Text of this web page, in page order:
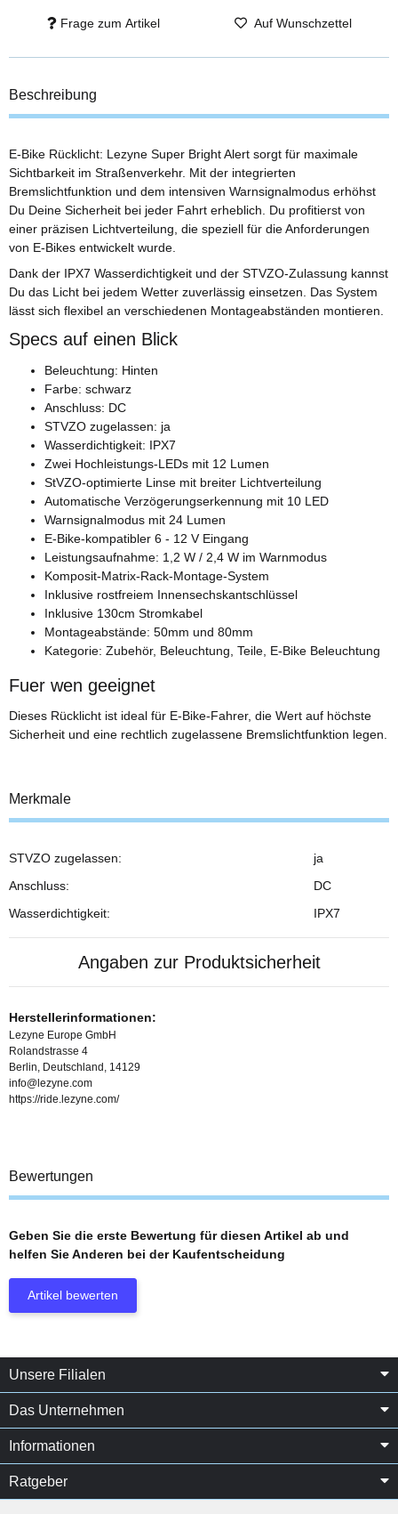
Frage zum Artikel Auf Wunschzettel
Beschreibung
E-Bike Rücklicht: Lezyne Super Bright Alert sorgt für maximale
Sichtbarkeit im Straßenverkehr. Mit der integrierten
Bremslichtfunktion und dem intensiven Warnsignalmodus erhöhst
Du Deine Sicherheit bei jeder Fahrt erheblich. Du profitierst von
einer präzisen Lichtverteilung, die speziell für die Anforderungen
von E-Bikes entwickelt wurde.
Dank der IPX7 Wasserdichtigkeit und der STVZO-Zulassung kannst
Du das Licht bei jedem Wetter zuverlässig einsetzen. Das System
lässt sich flexibel an verschiedenen Montageabständen montieren.
Specs auf einen Blick
Beleuchtung: Hinten
Farbe: schwarz
Anschluss: DC
STVZO zugelassen: ja
Wasserdichtigkeit: IPX7
Zwei Hochleistungs-LEDs mit 12 Lumen
StVZO-optimierte Linse mit breiter Lichtverteilung
Automatische Verzögerungserkennung mit 10 LED
Warnsignalmodus mit 24 Lumen
E-Bike-kompatibler 6 - 12 V Eingang
Leistungsaufnahme: 1,2 W / 2,4 W im Warnmodus
Komposit-Matrix-Rack-Montage-System
Inklusive rostfreiem Innensechskantschlüssel
Inklusive 130cm Stromkabel
Montageabstände: 50mm und 80mm
Kategorie: Zubehör, Beleuchtung, Teile, E-Bike Beleuchtung
Fuer wen geeignet
Dieses Rücklicht ist ideal für E-Bike-Fahrer, die Wert auf höchste
Sicherheit und eine rechtlich zugelassene Bremslichtfunktion legen.
Merkmale
STVZO zugelassen:
ja
Anschluss:
DC
Wasserdichtigkeit:
IPX7
Angaben zur Produktsicherheit
Herstellerinformationen:
Lezyne Europe GmbH
Rolandstrasse 4
Berlin, Deutschland, 14129
info@lezyne.com
https://ride.lezyne.com/
Bewertungen
Geben Sie die erste Bewertung für diesen Artikel ab und
helfen Sie Anderen bei der Kaufentscheidung
Artikel bewerten
Unsere Filialen
Das Unternehmen
Informationen
Ratgeber